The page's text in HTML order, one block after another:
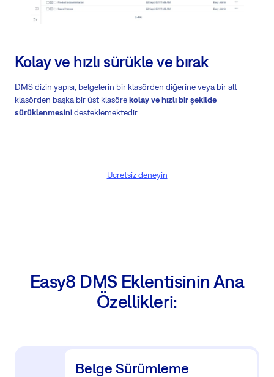
Kolay ve hızlı sürükle ve bırak
DMS dizin yapısı, belgelerin bir klasörden diğerine veya bir alt
klasörden başka bir üst klasörekolay ve hızlı bir şekilde
sürüklenmesinidesteklemektedir.
Ücretsiz deneyin
Easy8 DMS Eklentisinin Ana
Özellikleri:
Belge Sürümleme